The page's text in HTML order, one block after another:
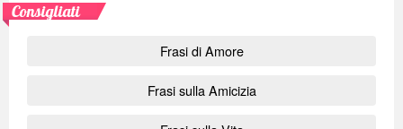
Consigliati
Frasi di Amore
Frasi sulla Amicizia